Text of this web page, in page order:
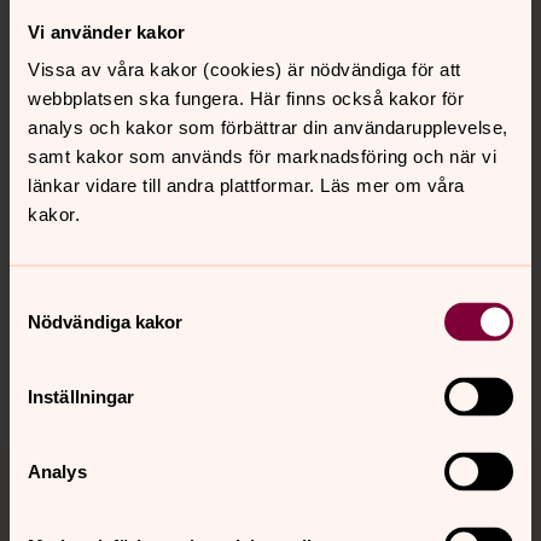
Vi använder kakor
Vissa av våra kakor (cookies) är nödvändiga för att
webbplatsen ska fungera. Här finns också kakor för
analys och kakor som förbättrar din användarupplevelse,
samt kakor som används för marknadsföring och när vi
länkar vidare till andra plattformar. Läs mer om våra
kakor.
Nödvändiga kakor
Inställningar
Analys
Kontakt
Kalender
Hitta snabbt
Sociala kanaler